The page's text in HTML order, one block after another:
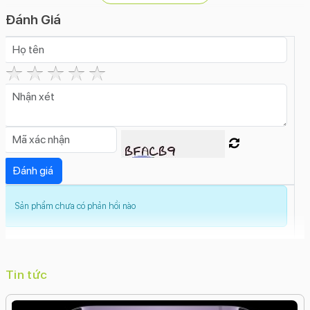
(Panorama)Smart HDR 5Siêu độ phân giảiQuay
Siêu chậm (Super Slow Motion)Quay chậm (Slow
Motion)Live PhotosGóc siêu rộng (Ultrawide)Góc
rộng (Wide)Dolby Vision HDRDeep
FusionCinematicChống rung quang học (OIS)Chế
độ hành động (Action Mode)Bộ lọc màuBan đêm
Độ phân giải camera trước: 12 MP
Tính năng camera trước:
Smart HDR 5
(Time Lapse)Quay video HDQuay video Full
Công nghệ màn hình:
OLED
Đánh Giá
Sản phẩm chưa có phản hồi nào
Tin tức